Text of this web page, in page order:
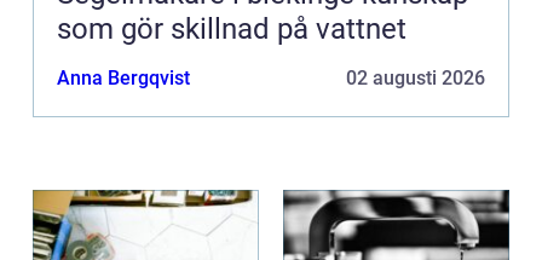
som gör skillnad på vattnet
Anna Bergqvist 02 augusti 2026